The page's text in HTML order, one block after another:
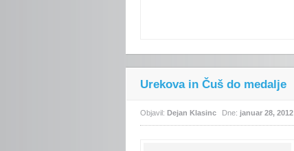
Urekova in Čuš do medalje
Objavil: Dejan Klasinc Dne: januar 28, 2012